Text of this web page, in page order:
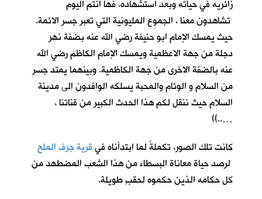
زائريه في حياته وبعد استشهاده. فها انتم اليوم
تشاهدون معنا ، الجموع المليونية التي تعبر جسر الائمة.
حيث يمسك الإمام ابو حنيفة رضي الله عنه بضفة نهر
دجلة من جهة الاعظمية ويمسك الإمام الكاظم رضي الله
عنه بالضفة الاخرى من جهة الكاظمية. وبينهما يمتد جسر
من السلام و الوئام والمحبة يسلكه الوافدون الى مدينة
السلام حيث ننقل لكم هذا الحدث الكبير من قناتنا ،
…..))
كانت تلك الصور، تكملةً لما ابتدأناه فيقرية جرف الملح
لرصد حياة معاناة البسطاء من هذا الشعب المضطهد من
كل حكامه الذين حكموه لحقبٍ طويلة.